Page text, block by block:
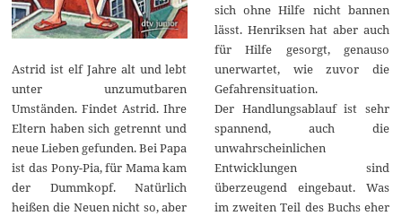
Astrid ist elf Jahre alt und lebt
unter unzumutbaren
Umständen. Findet Astrid. Ihre
Eltern haben sich getrennt und
neue Lieben gefunden. Bei Papa
ist das Pony-Pia, für Mama kam
der Dummkopf. Natürlich
heißen die Neuen nicht so, aber
sich ohne Hilfe nicht bannen
lässt. Henriksen hat aber auch
für Hilfe gesorgt, genauso
unerwartet, wie zuvor die
Gefahrensituation.
Der Handlungsablauf ist sehr
spannend, auch die
unwahrscheinlichen
Entwicklungen sind
überzeugend eingebaut. Was
im zweiten Teil des Buchs eher